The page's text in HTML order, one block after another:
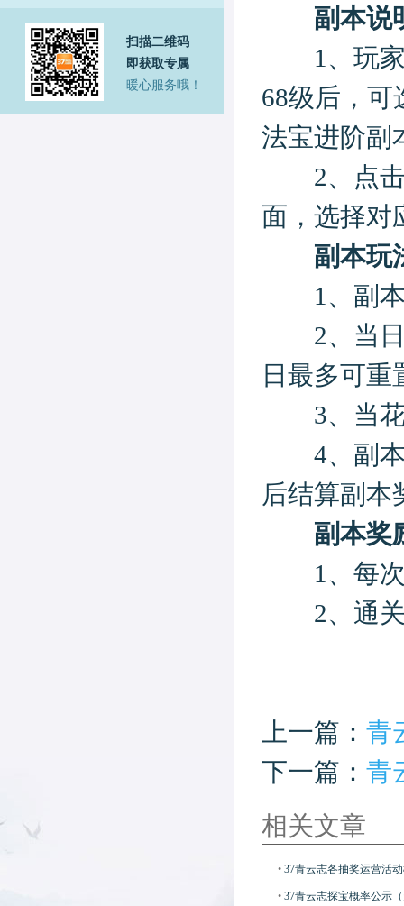
扫描二维码
即获取专属
暖心服务哦！
副本说
1、玩家
68级后，可
法宝进阶副
2、点击
面，选择对
副本玩
1、副本
2、当日
日最多可重
3、当花
4、副本
后结算副本
副本奖
1、每次
2、通关
上一篇： 青
下一篇： 青
相关文章
• 37青云志各抽奖运营活
• 37青云志探宝概率公示